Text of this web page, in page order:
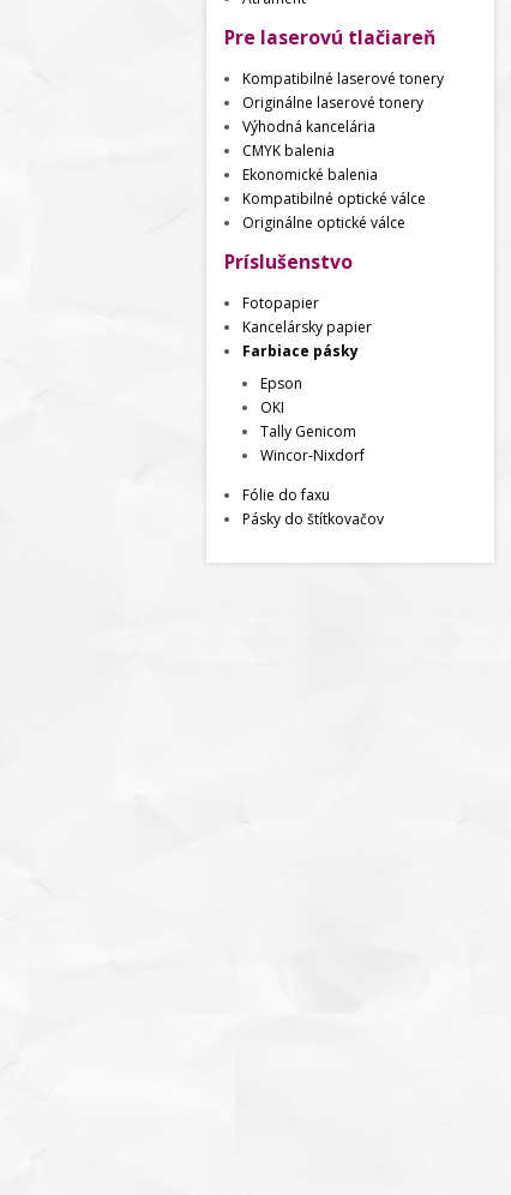
Pre laserovú tlačiareň
Kompatibilné laserové tonery
Originálne laserové tonery
Výhodná kancelária
CMYK balenia
Ekonomické balenia
Kompatibilné optické válce
Originálne optické válce
Príslušenstvo
Fotopapier
Kancelársky papier
Farbiace pásky
Epson
OKI
Tally Genicom
Wincor-Nixdorf
Fólie do faxu
Pásky do štítkovačov